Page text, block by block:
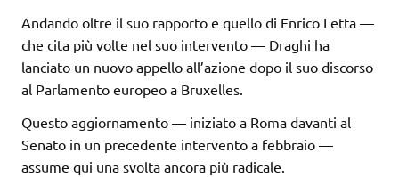
Andando oltre il suo rapporto e quello di Enrico Letta —
che cita più volte nel suo intervento — Draghi ha
lanciato un nuovo appello all’azione dopo il suo discorso
al Parlamento europeo a Bruxelles.
Questo aggiornamento — iniziato a Roma davanti al
Senato in un precedente intervento a febbraio —
assume qui una svolta ancora più radicale.